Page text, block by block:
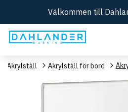
Välkommen till
Akrylställ Akrylställ för bord